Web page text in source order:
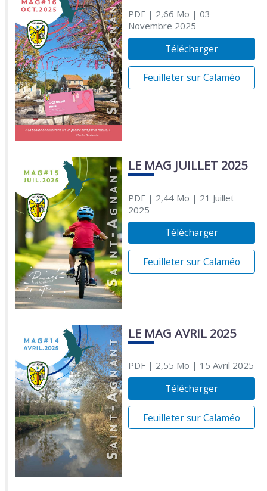
PDF| 2,66 Mo | 03
Novembre 2025
Télécharger
Feuilleter sur Calaméo
LE MAG JUILLET 2025
PDF| 2,44 Mo | 21 Juillet
2025
Télécharger
Feuilleter sur Calaméo
LE MAG AVRIL 2025
PDF| 2,55 Mo | 15 Avril 2025
Télécharger
Feuilleter sur Calaméo